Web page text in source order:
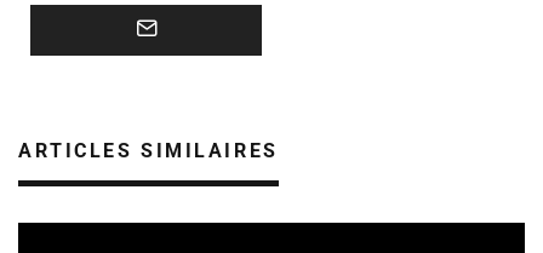
ARTICLES SIMILAIRES